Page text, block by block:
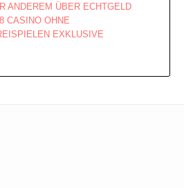
ÜBER ECHTGELD
CASINO OHNE
EXKLUSIVE